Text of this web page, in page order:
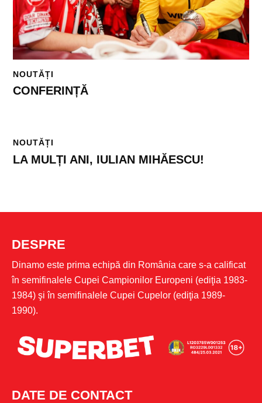
NOUTĂȚI
CONFERINȚĂ
NOUTĂȚI
LA MULȚI ANI, IULIAN MIHĂESCU!
DESPRE
Dinamo este prima echipă din România care s-a calificat
în semifinalele Cupei Campionilor Europeni (ediţia 1983-
1984) şi în semifinalele Cupei Cupelor (ediţia 1989-
1990).
DATE DE CONTACT